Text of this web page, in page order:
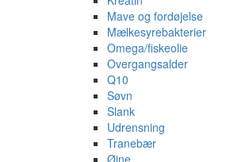
Mave og fordøjelse
Mælkesyrebakterier
Omega/fiskeolie
Overgangsalder
Q10
Søvn
Slank
Udrensning
Tranebær
Øjne